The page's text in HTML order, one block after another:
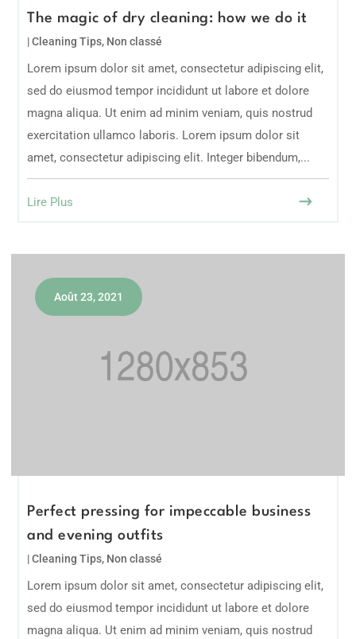
The magic of dry cleaning: how we do it
|Cleaning Tips, Non classé
Lorem ipsum dolor sit amet, consectetur adipiscing elit,
sed do eiusmod tempor incididunt ut labore et dolore
magna aliqua. Ut enim ad minim veniam, quis nostrud
exercitation ullamco laboris. Lorem ipsum dolor sit
amet, consectetur adipiscing elit. Integer bibendum,...
Lire Plus
Perfect pressing for impeccable business
and evening outfits
Août 23, 2021
|Cleaning Tips, Non classé
Lorem ipsum dolor sit amet, consectetur adipiscing elit,
sed do eiusmod tempor incididunt ut labore et dolore
magna aliqua. Ut enim ad minim veniam, quis nostrud